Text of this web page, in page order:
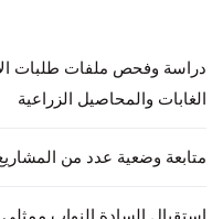
دراسة وفحص ملفات طلبات
الغابات والمحاصيل الزراعية
متابعة وضعية عدد من